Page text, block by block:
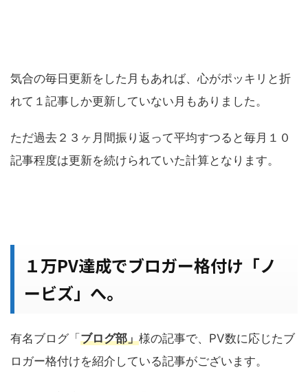
気合の毎日更新をした月もあれば、心がポッキリと折
れて１記事しか更新していない月もありました。
ただ過去２３ヶ月間振り返って平均すつると毎月１０
記事程度は更新を続けられていた計算となります。
１万PV達成でブロガー格付け「ノ
ービズ」へ。
有名ブログ「ブログ部」様の記事で、PV数に応じたブ
ロガー格付けを紹介している記事がございます。